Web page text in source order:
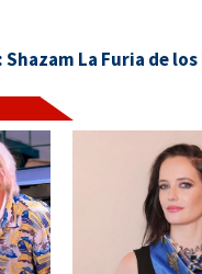
Shazam La Furia de los